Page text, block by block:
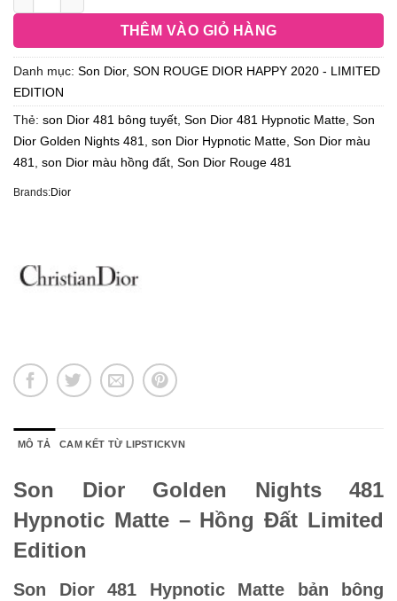
THÊM VÀO GIỎ HÀNG
Danh mục: Son Dior, SON ROUGE DIOR HAPPY 2020 - LIMITED
EDITION
Thẻ: son Dior 481 bông tuyết Son Dior 481 Hypnotic Matte Son
Dior Golden Nights 481
son Dior Hypnotic Matte Son Dior màu
481
son Dior màu hồng đất Son Dior Rouge 481
Brands:Dior
MÔ TẢ CAM KẾT TỪ LIPSTICKVN
Son Dior Golden Nights 481
Hypnotic Matte – Hồng Đất Limited
Edition
Son Dior 481 Hypnotic Matte bản bông